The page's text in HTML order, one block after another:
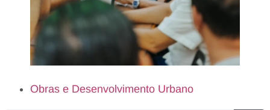
Obras e Desenvolvimento Urbano